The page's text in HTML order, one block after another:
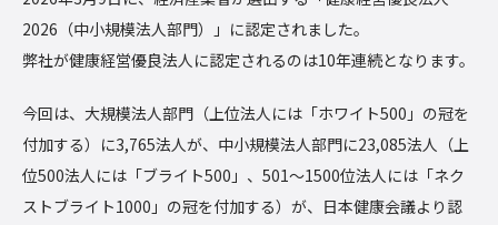
2026（中小規模法人部門）」に認定されました。
弊社が健康経営優良法人に認定されるのは10年連続となります。
今回は、大規模法人部門（上位法人には「ホワイト500」の冠を
付加する）に3,765法人が、中小規模法人部門に23,085法人（上
位500法人には「ブライト500」、501～1500位法人には「ネク
ストブライト1000」の冠を付加する）が、日本健康会議より認